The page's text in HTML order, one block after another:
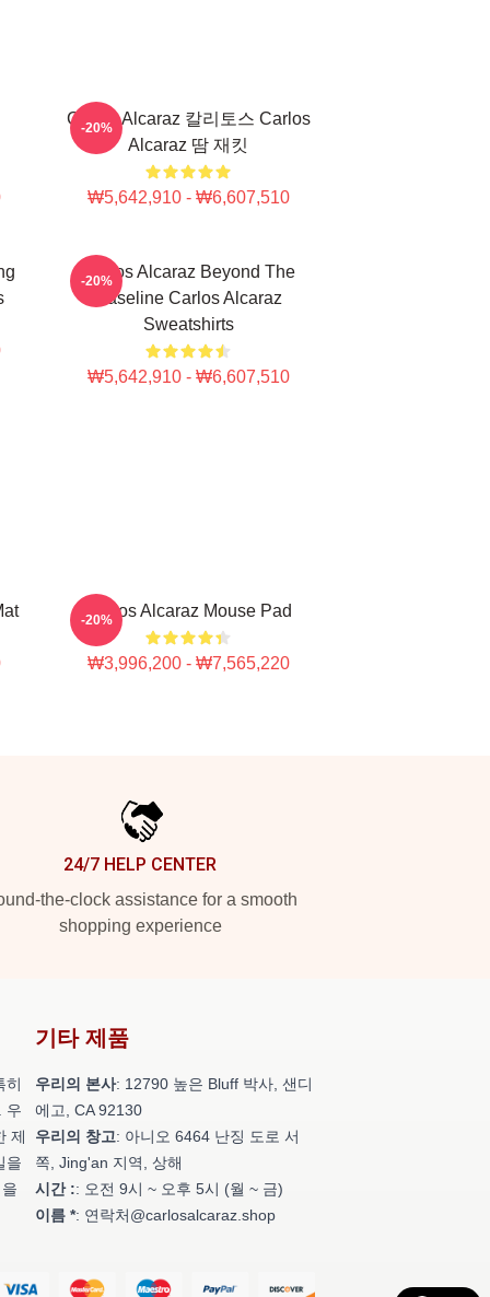
Carlos Alcaraz 칼리토스 Carlos
Alcaraz 땀 재킷
₩5,642,910 - ₩6,607,510
-20%
Carlos Alcaraz Beyond The
Baseline Carlos Alcaraz
Sweatshirts
₩5,642,910 - ₩6,607,510
-20%
Carlos Alcaraz Mouse Pad
₩3,996,200 - ₩7,565,220
-20%
24/7 HELP CENTER
the-clock assistance for a smooth
shopping experience
히
우
제
을
기타 제품
우리의 본사: 12790 높은 Bluff 박사, 샌디
에고, CA 92130
우리의 창고: 아니오 6464 난징 도로 서
쪽, Jing'an 지역, 상해
시간 :: 오전 9시 ~ 오후 5시 (월 ~ 금)
이름 *: 연락처@carlosalcaraz.shop